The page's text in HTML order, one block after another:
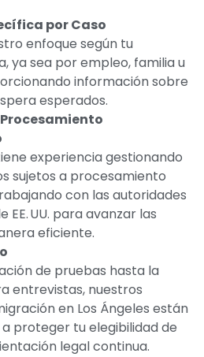
por Caso
enfoque según tu
ya sea por empleo, familia u
información sobre
esperados.
experiencia gestionando
sujetos a procesamiento
con las autoridades
EE. UU. para avanzar las
eficiente.
de pruebas hasta la
entrevistas, nuestros
en Los Ángeles están
proteger tu elegibilidad de
legal continua.